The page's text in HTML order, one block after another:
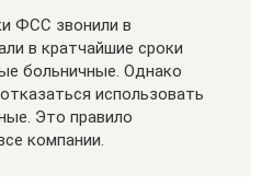
ФСС звонили в
в кратчайшие сроки
больничные. Однако
использовать
Это правило
компании.